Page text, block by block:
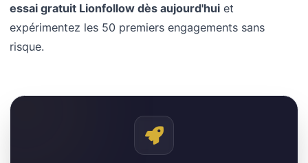
essai gratuit Lionfollow dès aujourd'hui et
expérimentez les 50 premiers engagements sans
risque.